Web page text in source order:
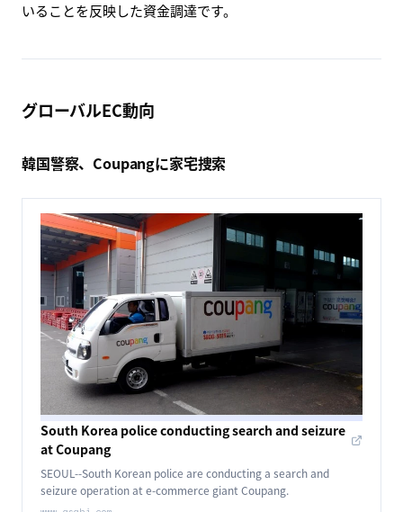
いることを反映した資金調達です。
グローバルEC動向
韓国警察、Coupangに家宅捜索
South Korea police conducting search and seizure
at Coupang
SEOUL--South Korean police are conducting a search and
seizure operation at e-commerce giant Coupang.